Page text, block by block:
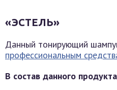
«ЭСТЕЛЬ»
Данный тонирующий
профессиональным
В состав данного